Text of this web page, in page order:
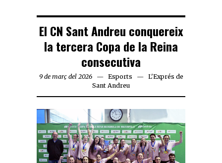
El CN Sant Andreu conquereix
la tercera Copa de la Reina
consecutiva
9 de març del 2026 Esports
L'Exprés de
Sant Andreu